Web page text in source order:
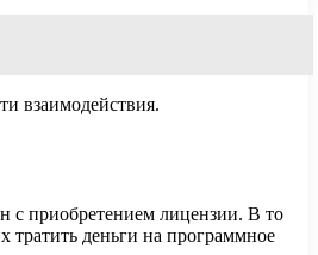
взаимодействия.
с приобретением лицензии. В то
тратить деньги на программное